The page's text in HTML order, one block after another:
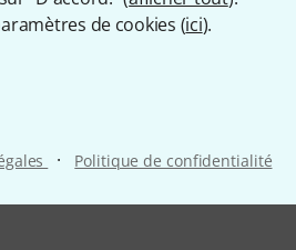
de cookies (ici).
· Politique de confidentialité